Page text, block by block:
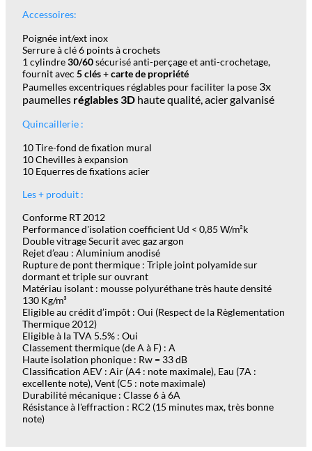
Accessoires:
Poignée int/ext inox
Serrure à clé 6 points à crochets
1 cylindre30/60sécurisé anti-perçage et anti-crochetage,
fournit avec 5 clés+carte de propriété
Paumelles excentriques réglables pour faciliter la pose 3x
paumelles réglables 3D haute qualité, acier galvanisé
Quincaillerie :
10 Tire-fond de fixation mural
10 Chevilles à expansion
10 Equerres de fixations acier
Les + produit :
Conforme RT 2012
Performance d'isolation coefficient Ud < 0,85 W/m²k
Double vitrage Securit avec gaz argon
Rejet d’eau : Aluminium anodisé
Rupture de pont thermique : Triple joint polyamide sur
dormant et triple sur ouvrant
Matériau isolant : mousse polyuréthane très haute densité
130 Kg/m³
Eligible au crédit d’impôt : Oui (Respect de la Règlementation
Thermique 2012)
Eligible à la TVA 5.5% : Oui
Classement thermique (de A à F) : A
Haute isolation phonique : Rw = 33 dB
Classification AEV : Air (A4 : note maximale), Eau (7A :
excellente note), Vent (C5 : note maximale)
Durabilité mécanique : Classe 6 à 6A
Résistance à l'effraction : RC2 (15 minutes max, très bonne
note)